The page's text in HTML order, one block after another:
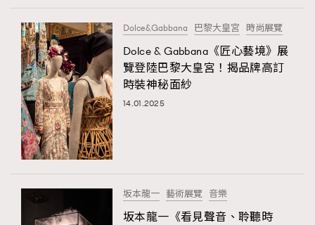
Dolce&Gabbana 巴黎大皇宮 時尚展覽
Dolce & Gabbana《匠心藝境》展
覽登陸巴黎大皇宮！揭品牌高訂
時裝神秘面紗
14.01.2025
坂本龍一 藝術展覽 音樂
坂本龍一《看見聲音、聆聽時